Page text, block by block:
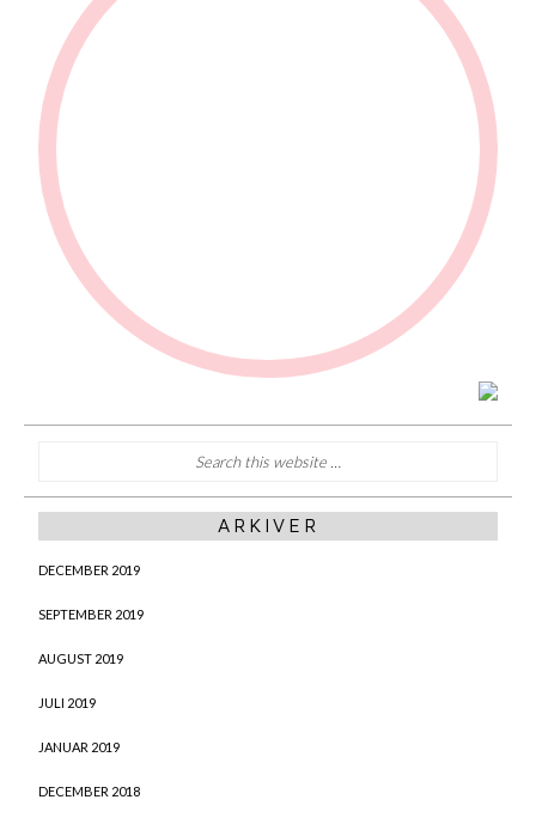
ARKIVER
DECEMBER 2019
SEPTEMBER 2019
AUGUST 2019
JULI 2019
JANUAR 2019
DECEMBER 2018